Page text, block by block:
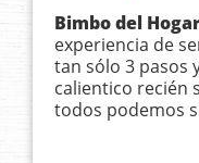
Bimbo del
experiencia de
tan sólo 3 pasos
calientico recién
todos podemos